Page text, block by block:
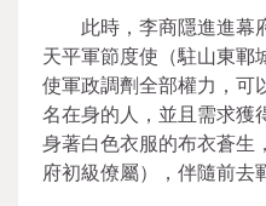
此時，李商隱進進幕
天平軍節度使（駐山東鄆
使軍政調劑全部權力，可
名在身的人，並且需求獲
身著白色衣服的布衣蒼生
府初級僚屬），伴隨前去